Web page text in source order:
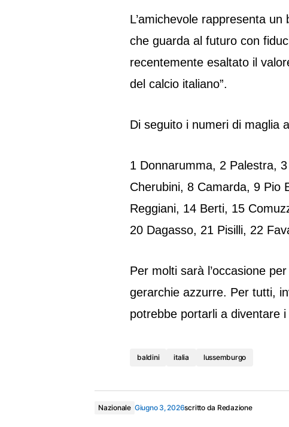
L’amichevole rappresenta
che guarda al futuro con
recentemente esaltato il
del calcio italiano”.
Di seguito i numeri di maglia
1 Donnarumma, 2 Palestra,
Cherubini, 8 Camarda, 9 Pio
Reggiani, 14 Berti, 15
20 Dagasso, 21 Pisilli, 22
Per molti sarà l’occasione
gerarchie azzurre. Per tutti,
potrebbe portarli a diventare
baldini italia lussemburgo
Nazionale Giugno 3, 2026scritto da Redazione